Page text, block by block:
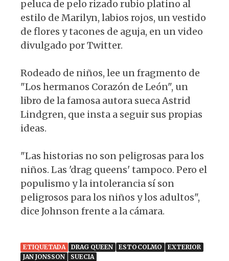
peluca de pelo rizado rubio platino al
estilo de Marilyn, labios rojos, un vestido
de flores y tacones de aguja, en un video
divulgado por Twitter.
Rodeado de niños, lee un fragmento de
"Los hermanos Corazón de León", un
libro de la famosa autora sueca Astrid
Lindgren, que insta a seguir sus propias
ideas.
"Las historias no son peligrosas para los
niños. Las 'drag queens' tampoco. Pero el
populismo y la intolerancia sí son
peligrosos para los niños y los adultos",
dice Johnson frente a la cámara.
ETIQUETADA DRAG QUEEN ESTOCOLMO
EXTERIOR
JAN JONSSON
SUECIA